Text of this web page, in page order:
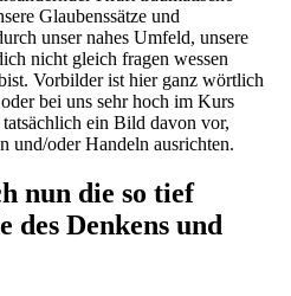
Glaubenssätze und
unser nahes Umfeld, unsere
nicht gleich fragen wessen
Vorbilder ist hier ganz wörtlich
bei uns sehr hoch im Kurs
tatsächlich ein Bild davon vor,
und/oder Handeln ausrichten.
nun die so tief
des Denkens und